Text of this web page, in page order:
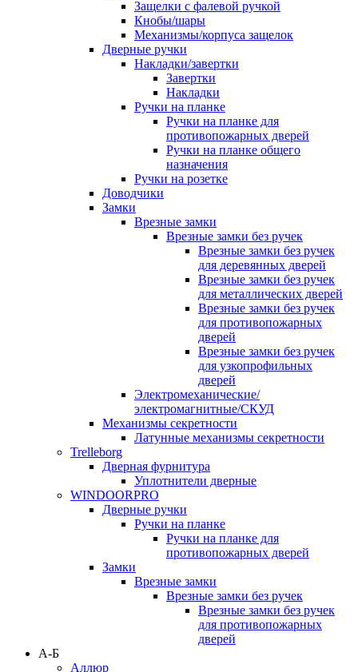
Защелки с фалевой ручкой
Кнобы/шары
Механизмы/корпуса защелок
Дверные ручки
Накладки/завертки
Завертки
Накладки
Ручки на планке
Ручки на планке для
противопожарных дверей
Ручки на планке общего
назначения
Ручки на розетке
Доводчики
Замки
Врезные замки
Врезные замки без ручек
Врезные замки без ручек
для деревянных дверей
Врезные замки без ручек
для металлических дверей
Врезные замки без ручек
для противопожарных
дверей
Врезные замки без ручек
для узкопрофильных
дверей
Электромеханические/
электромагнитные/СКУД
Механизмы секретности
Латунные механизмы секретности
Trelleborg
Дверная фурнитура
Уплотнители дверные
WINDOORPRO
Дверные ручки
Ручки на планке
Ручки на планке для
противопожарных дверей
Замки
Врезные замки
Врезные замки без ручек
Врезные замки без ручек
для противопожарных
дверей
А-Б
Аллюр